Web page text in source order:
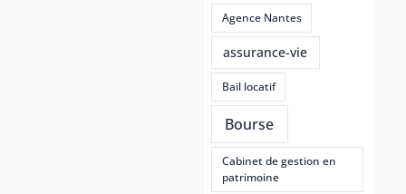
Agence Nantes
assurance-vie
Bail locatif
Bourse
Cabinet de gestion en
patrimoine